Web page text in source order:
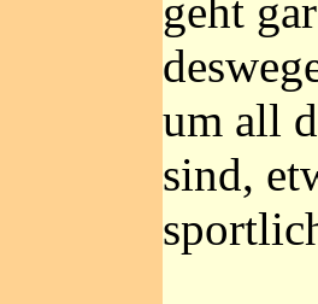
geht
um all
sind,